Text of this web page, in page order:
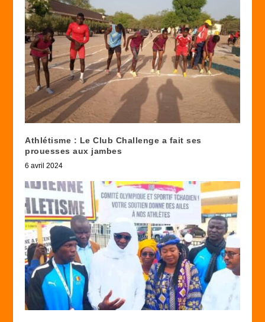
Athlétisme : Le Club Challenge a fait ses
prouesses aux jambes
6 avril 2024